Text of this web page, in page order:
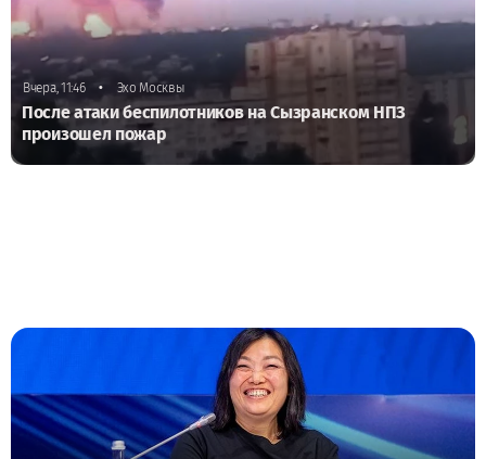
Вчера, 11:46 • Эхо Москвы
После атаки беспилотников на Сызранском НПЗ
произошел пожар